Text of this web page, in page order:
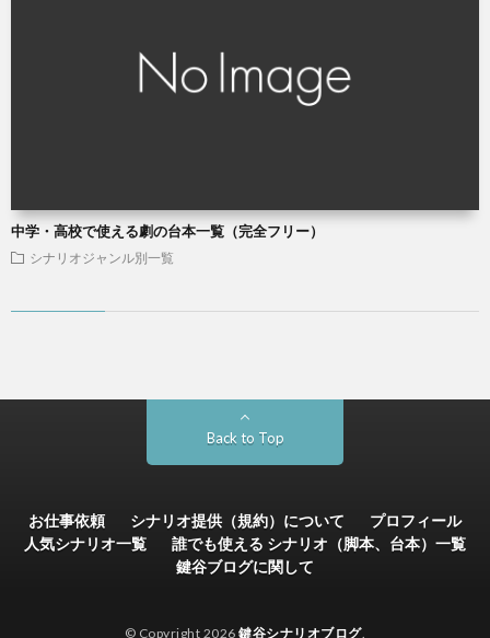
中学・高校で使える劇の台本一覧（完全フリー）
シナリオジャンル別一覧
Back to Top
お仕事依頼 シナリオ提供（規約）について
プロフィール
人気シナリオ一覧
誰でも使える シナリオ（脚本、台本）一覧
鍵谷ブログに関して
© Copyright 2026鍵谷シナリオブログ.